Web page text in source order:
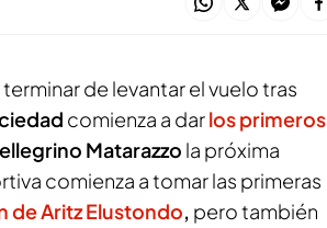
de levantar el vuelo tras
comienza a darlos primeros
Matarazzo la próxima
comienza a tomar las primeras
de Aritz Elustondo, pero también